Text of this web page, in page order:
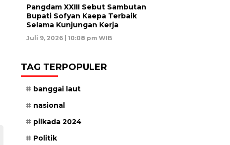
Pangdam XXIII Sebut Sambutan
Bupati Sofyan Kaepa Terbaik
Selama Kunjungan Kerja
Juli 9, 2026 | 10:08 pm WIB
TAG TERPOPULER
banggai laut
nasional
pilkada 2024
Politik